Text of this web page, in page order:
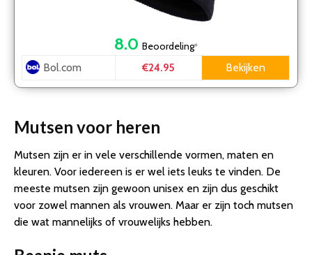
8.0 Beoordeling*
Bol.com €24.95 Bekijken
Mutsen voor heren
Mutsen zijn er in vele verschillende vormen, maten en
kleuren. Voor iedereen is er wel iets leuks te vinden. De
meeste mutsen zijn gewoon unisex en zijn dus geschikt
voor zowel mannen als vrouwen. Maar er zijn toch mutsen
die wat mannelijks of vrouwelijks hebben.